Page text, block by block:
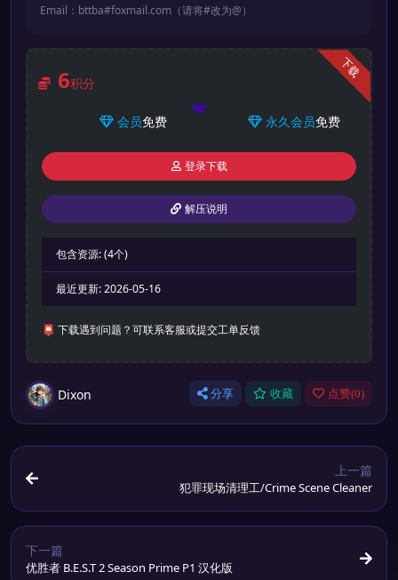
Email：bttba#foxmail.com（请将#改为@）
下载
6积分
会员免费 永久会员免费
登录下载
解压说明
包含资源:(4个)
最近更新:2026-05-16
📮 下载遇到问题？可联系客服或提交工单反馈
Dixon 分享 收藏 点赞(0)
上一篇
犯罪现场清理工/Crime Scene Cleaner
下一篇
优胜者 B.E.S.T 2 Season Prime P1 汉化版